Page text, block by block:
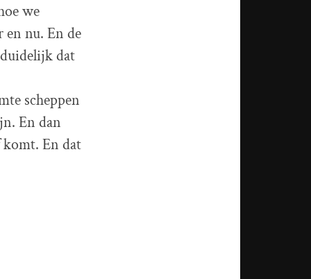
we
nu. En de
dat
scheppen
En dan
En dat